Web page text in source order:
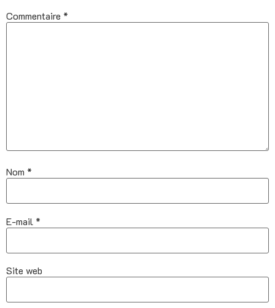
Commentaire *
Nom *
E-mail *
Site web